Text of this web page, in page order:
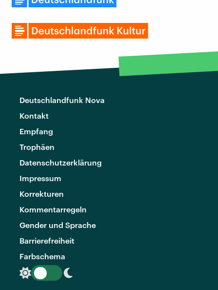
Deutschlandfunk Nova
Kontakt
Empfang
Trophäen
Datenschutzerklärung
Impressum
Korrekturen
Kommentarregeln
Gender und Sprache
Barrierefreiheit
Farbschema